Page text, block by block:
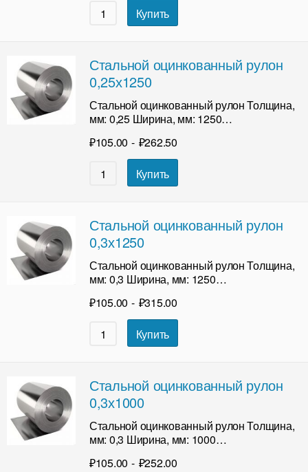
Купить
Стальной оцинкованный рулон
0,25х1250
Стальной оцинкованный рулон Толщина,
мм: 0,25 Ширина, мм: 1250…
₽105.00 - ₽262.50
Купить
Стальной оцинкованный рулон
0,3х1250
Стальной оцинкованный рулон Толщина,
мм: 0,3 Ширина, мм: 1250…
₽105.00 - ₽315.00
Купить
Стальной оцинкованный рулон
0,3х1000
Стальной оцинкованный рулон Толщина,
мм: 0,3 Ширина, мм: 1000…
₽105.00 - ₽252.00